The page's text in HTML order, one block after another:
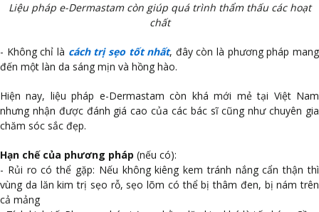
Liệu pháp e-Dermastam còn giúp quá trình thẩm thấu các hoạt
chất
- Không chỉ là cách trị sẹo tốt nhất, đây còn là phương pháp mang
đến một làn da sáng mịn và hồng hào.
Hiện nay, liệu pháp e-Dermastam còn khá mới mẻ tại Việt Nam
nhưng nhận được đánh giá cao của các bác sĩ cũng như chuyên gia
chăm sóc sắc đẹp.
Hạn chế của phương pháp (nếu có):
- Rủi ro có thể gặp: Nếu không kiêng kem tránh nắng cẩn thận thì
vùng da lăn kim trị sẹo rỗ, sẹo lõm có thể bị thâm đen, bị nám trên
cả mảng